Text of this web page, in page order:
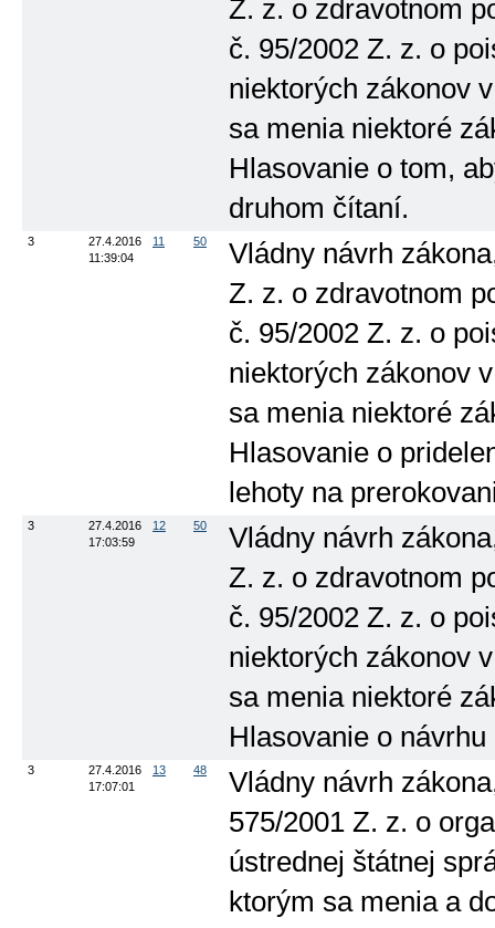
Z. z. o zdravotnom
č. 95/2002 Z. z. o
niektorých zákonov
sa menia niektoré
Hlasovanie o tom,
druhom čítaní.
3
27.4.2016
11:39:04
11 50
Vládny návrh
Z. z. o zdravotnom
č. 95/2002 Z. z. o
niektorých zákonov
sa menia niektoré
Hlasovanie o
lehoty na
3
27.4.2016
17:03:59
12 50
Vládny návrh
Z. z. o zdravotnom
č. 95/2002 Z. z. o
niektorých zákonov
sa menia niektoré
Hlasovanie o
3
27.4.2016
17:07:01
13 48
Vládny návrh
575/2001 Z. z. o
ústrednej štátnej
ktorým sa menia a